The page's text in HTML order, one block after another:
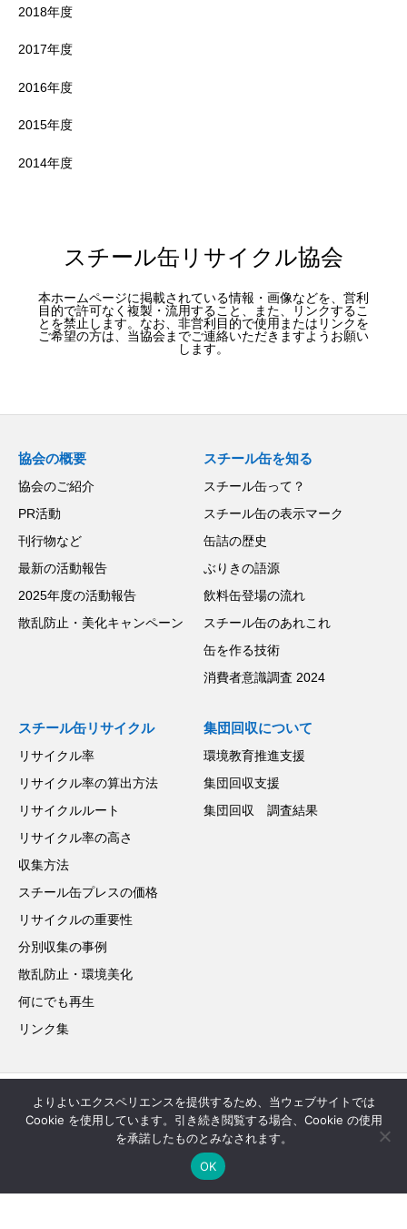
2018年度
2017年度
2016年度
2015年度
2014年度
スチール缶リサイクル協会
本ホームページに掲載されている情報・画像などを、営利
目的で許可なく複製・流用すること、また、リンクするこ
とを禁止します。なお、非営利目的で使用またはリンクを
ご希望の方は、当協会までご連絡いただきますようお願い
します。
協会の概要
協会のご紹介
PR活動
刊行物など
最新の活動報告
2025年度の活動報告
散乱防止・美化キャンペーン
スチール缶を知る
スチール缶って？
スチール缶の表示マーク
缶詰の歴史
ぶりきの語源
飲料缶登場の流れ
スチール缶のあれこれ
缶を作る技術
消費者意識調査 2024
スチール缶リサイクル
リサイクル率
リサイクル率の算出方法
リサイクルルート
リサイクル率の高さ
収集方法
スチール缶プレスの価格
リサイクルの重要性
分別収集の事例
散乱防止・環境美化
何にでも再生
リンク集
集団回収について
環境教育推進支援
集団回収支援
集団回収 調査結果
お問い合わせ サイトマップ
Copyright © 2022 JAPAN STEEL CAN RECYCLING ASSOCIATION. All Rights
よりよいエクスペリエンスを提供するため、当ウェブサイトでは
Cookie を使用しています。引き続き閲覧する場合、Cookie の使用
を承諾したものとみなされます。
OK